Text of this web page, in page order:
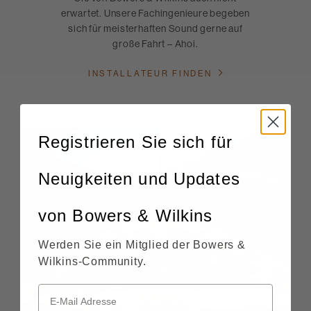
erwartet. Unsere Fachingenieure begeben
sich für meisterhaften Sound gerne auf
große Fahrt – Ahoi.
INSTALLATEUR FINDEN
Registrieren Sie sich für
Neuigkeiten und Updates
von Bowers & Wilkins
Werden Sie ein Mitglied der Bowers &
Wilkins-Community.